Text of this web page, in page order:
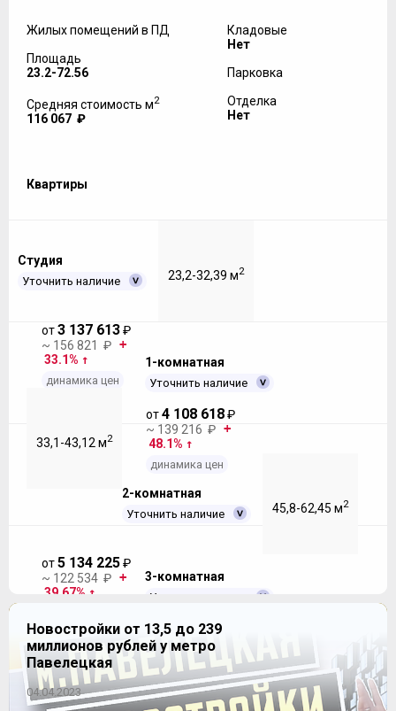
Жилых помещений в ПД
Площадь
23.2-72.56
Средняя стоимость м2
116 067 ₽
Кладовые
Нет
Парковка
Отделка
Нет
Квартиры
Студия
Уточнить наличие 23,2-32,39 м2
от3 137 613₽
~ 156 821 ₽
33.1%
динамика цен
1-комнатная
Уточнить наличие
33,1-43,12 м2
от4 108 618₽
~ 139 216 ₽
48.1%
динамика цен
2-комнатная
Уточнить наличие 45,8-62,45 м2
от5 134 225₽
~ 122 534 ₽
39.67%
3-комнатная
Уточнить наличие
69,86-72,56 м2 Продано
Новостройки от 13,5 до 239
миллионов рублей у метро
Павелецкая
04.04.2023